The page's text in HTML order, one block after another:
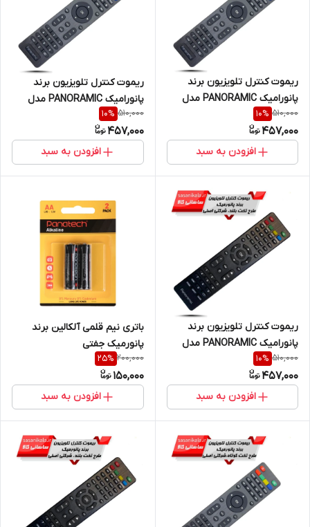
ریموت کنترل تلویزیون برند
پانورامیک PANORAMIC مدل
3012 ad (اصلی)
510,000
10%
457,000
افزودن به سبد
ریموت کنترل تلویزیون برند
پانورامیک PANORAMIC مدل
ak987654321 (اصلی)
510,000
10%
457,000
افزودن به سبد
ریموت کنترل تلویزیون برند
پانورامیک PANORAMIC مدل
2023 تخت بلند (اصلی)
510,000
10%
457,000
افزودن به سبد
باتری نیم قلمی آلکالین برند
پانورمیک جفتی
200,000
25%
150,000
افزودن به سبد